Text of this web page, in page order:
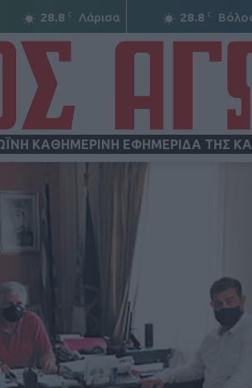
28.8 C Λάρισα 28.8 C
ΚΑΘΗΜΕΡΙΝΗ ΕΦΗΜΕΡΙΔΑ ΤΗΣ